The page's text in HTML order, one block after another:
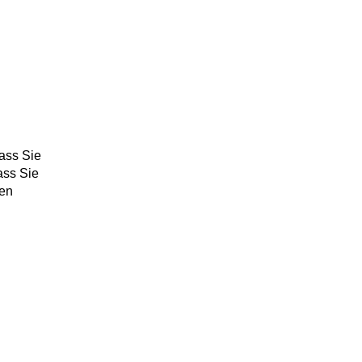
Sie
Sie